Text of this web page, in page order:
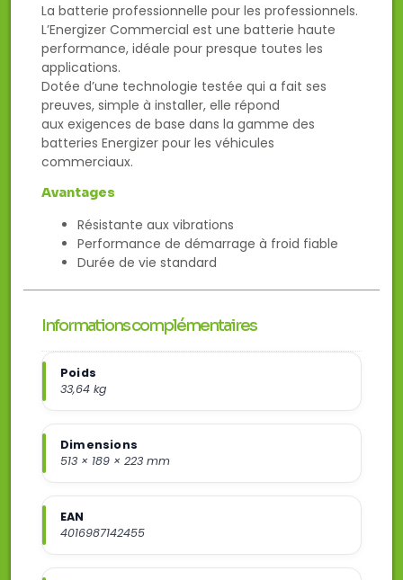
La batterie professionnelle pour les professionnels.
L’Energizer Commercial est une batterie haute
performance, idéale pour presque toutes les
applications.
Dotée d’une technologie testée qui a fait ses
preuves, simple à installer, elle répond
aux exigences de base dans la gamme des
batteries Energizer pour les véhicules
commerciaux.
Avantages
Résistante aux vibrations
Performance de démarrage à froid fiable
Durée de vie standard
Informations complémentaires
Poids
33,64 kg
Dimensions
513 × 189 × 223 mm
EAN
4016987142455